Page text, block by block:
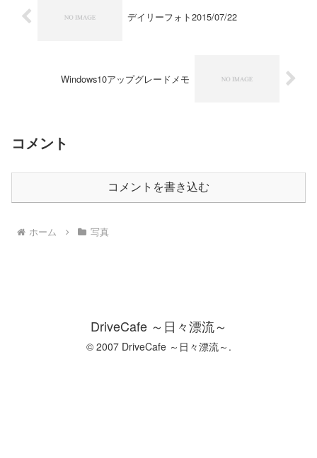
デイリーフォト2015/07/22
Windows10アップグレードメモ
コメント
コメントを書き込む
ホーム 写真
DriveCafe ～日々漂流～
© 2007 DriveCafe ～日々漂流～.